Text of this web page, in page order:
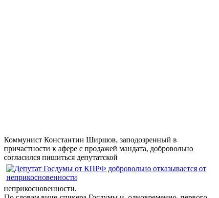
Коммунист Константин Ширшов, заподозренный в
причастности к афере с продажей мандата, добровольно
согласился пишиться депутатской
неприкосновенности.